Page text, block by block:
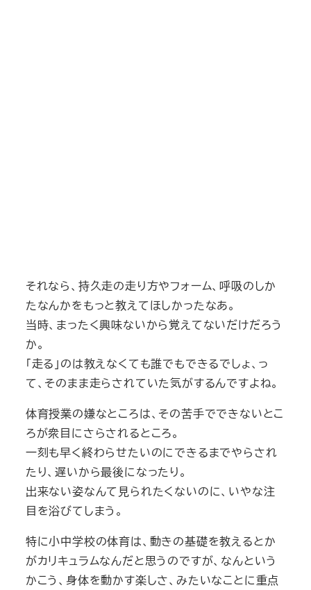
それなら、持久走の走り方やフォーム、呼吸のしか
たなんかをもっと教えてほしかったなあ。
当時、まったく興味ないから覚えてないだけだろう
か。
「走る」のは教えなくても誰でもできるでしょ、っ
て、そのまま走らされていた気がするんですよね。
体育授業の嫌なところは、その苦手でできないとこ
ろが衆目にさらされるところ。
一刻も早く終わらせたいのにできるまでやらされ
たり、遅いから最後になったり。
出来ない姿なんて見られたくないのに、いやな注
目を浴びてしまう。
特に小中学校の体育は、動きの基礎を教えるとか
がカリキュラムなんだと思うのですが、なんという
かこう、身体を動かす楽しさ、みたいなことに重点